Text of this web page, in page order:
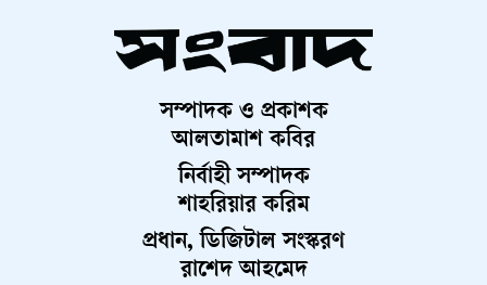
সম্পাদক ও প্রকাশক
আলতামাশ কবির
নির্বাহী সম্পাদক
শাহরিয়ার করিম
প্রধান, ডিজিটাল সংস্করণ
রাশেদ আহমেদ